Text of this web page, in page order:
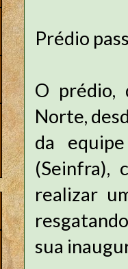
Prédio
O prédio,
Norte,
da
(Seinfra),
realizar
sua